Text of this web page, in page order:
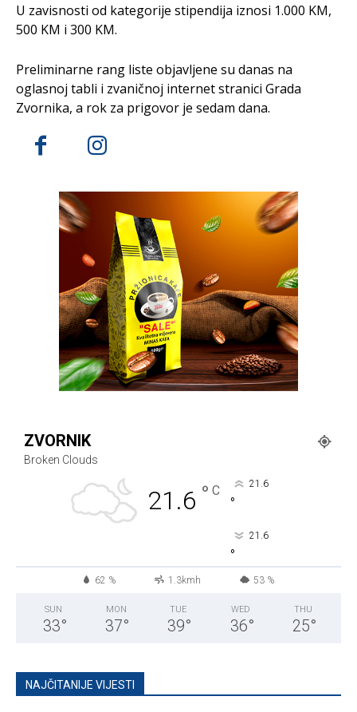
U zavisnosti od kategorije stipendija iznosi 1.000 KM,
500 KM i 300 KM.
Preliminarne rang liste objavljene su danas na
oglasnoj tabli i zvaničnoj internet stranici Grada
Zvornika, a rok za prigovor je sedam dana.
ZVORNIK
Broken Clouds
21.6 ° C 21.6
°
21.6
°
62 % 1.3kmh 53 %
SUN
33°
MON
37°
TUE
39°
WED
36°
THU
25°
NAJČITANIJE VIJESTI